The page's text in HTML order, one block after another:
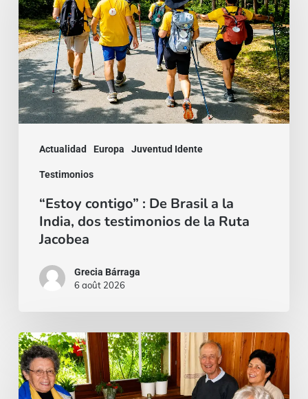
Actualidad Europa Juventud Idente
Testimonios
:
De
Brasil
a
la
India,
Ruta
Jacobea
“Estoy contigo” : De Brasil a la
India, dos testimonios de la Ruta
Jacobea
Grecia Bárraga
6 août 2026
Cardinal
Camillo
Ruini